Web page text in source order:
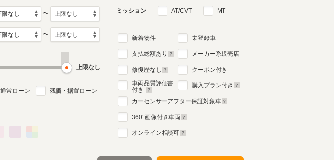
生産モデル
1994年1月～1998年3月
〜
〜
上限なし
通常ローン 残価・据置ローン
ミッション AT/CVT MT
新着物件
支払総額あり
修復歴なし
車両品質評価書
付き
未登録車
メーカー系販売店
クーポン付き
購入プラン付き
カーセンサーアフター保証対象車
360°画像付き車両
オンライン相談可